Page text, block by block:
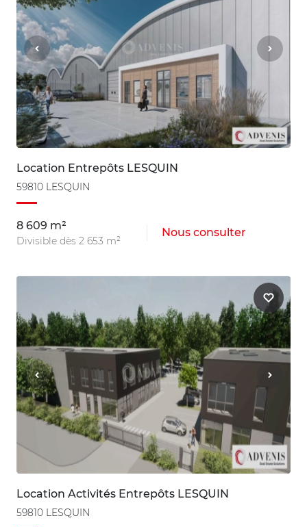
Location Entrepôts LESQUIN
59810 LESQUIN
8 609 m²
Divisible dès 2 653 m²
Nous consulter
Location Activités Entrepôts LESQUIN
59810 LESQUIN